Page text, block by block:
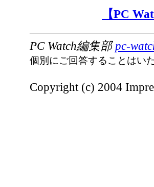
【PC
PC Watch編集部pc-
個別にご回答することはい
Copyright (c) 2004